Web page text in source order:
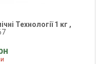
Технології 1 кг ,